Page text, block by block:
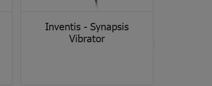
Inventis - Synapsis
Vibrator